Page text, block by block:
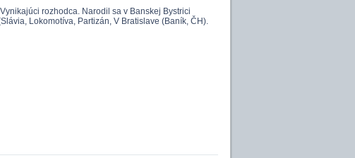
rozhodca. Narodil sa v Banskej Bystrici
Lokomotíva, Partizán, V Bratislave (Baník, ČH).